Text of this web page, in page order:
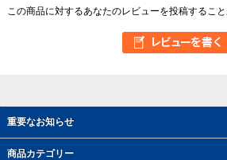
重要なお知らせ
商品カテゴリー
この商品に対するあなたのレビューを投稿すること